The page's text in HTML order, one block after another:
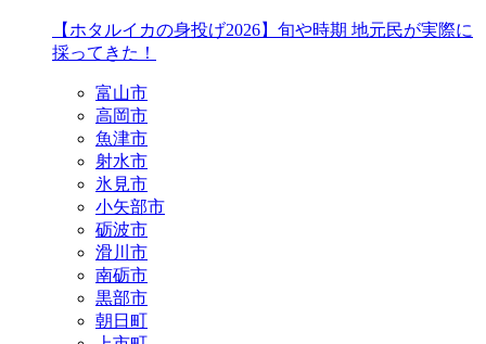
【ホタルイカの身投げ2026】旬や時期 地元民が実際に
採ってきた！
富山市
高岡市
魚津市
射水市
氷見市
小矢部市
砺波市
滑川市
南砺市
黒部市
朝日町